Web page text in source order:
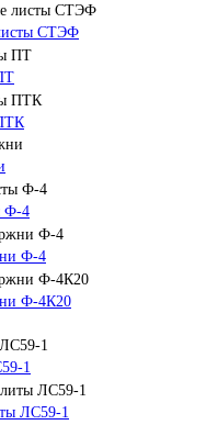
СТЭФ
Ф-4
Ф-4
Ф-4К20
1
ЛС59-1